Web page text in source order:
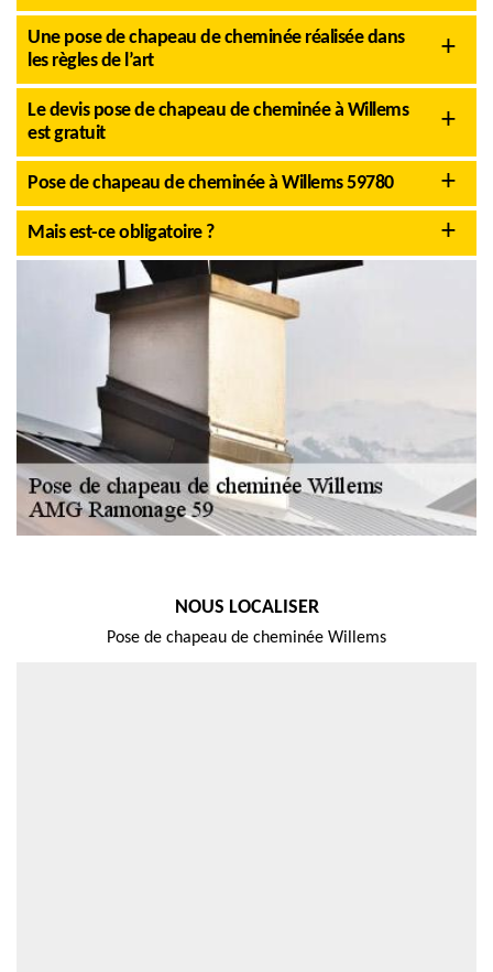
Une pose de chapeau de cheminée réalisée dans
les règles de l’art
Le devis pose de chapeau de cheminée à Willems
est gratuit
Pose de chapeau de cheminée à Willems 59780
Mais est-ce obligatoire ?
NOUS LOCALISER
Pose de chapeau de cheminée Willems